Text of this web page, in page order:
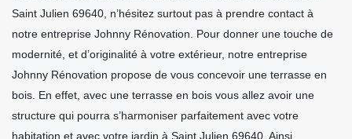
Saint Julien 69640, n’hésitez surtout pas à prendre contact à
notre entreprise Johnny Rénovation. Pour donner une touche de
modernité, et d’originalité à votre extérieur, notre entreprise
Johnny Rénovation propose de vous concevoir une terrasse en
bois. En effet, avec une terrasse en bois vous allez avoir une
structure qui pourra s’harmoniser parfaitement avec votre
habitation et avec votre jardin à Saint Julien 69640. Ainsi,